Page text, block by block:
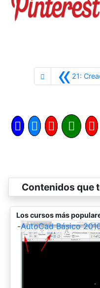
«21:
Contenidos que
Los cursos más
-AutoCad Básico